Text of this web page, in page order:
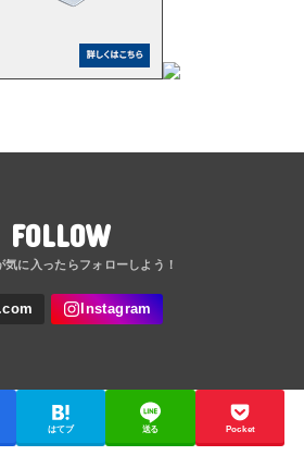
FOLLOW
はてブ 送る Pocket